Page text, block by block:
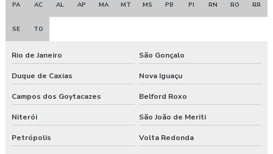
Clínica de exame admissional
Clínica exame admissional guarapuava
Clinica exame admissional em turvo
Clínica para fazer exame aso
PA AC AL AP MA MT MS PB PI RN RO RR
SE TO
Rio de Janeiro São Gonçalo
Duque de Caxias Nova Iguaçu
Campos dos Goytacazes Belford Roxo
Niterói São João de Meriti
Petrópolis Volta Redonda